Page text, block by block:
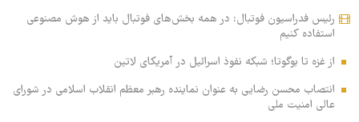
رئیس فدراسیون فوتبال: در همه بخش‌های فوتبال باید از هوش مصنوعی
استفاده کنیم
از غزه تا بوگوتا؛ شبکه نفوذ اسرائیل در آمریکای لاتین
انتصاب محسن رضایی به عنوان نماینده رهبر معظم انقلاب اسلامی در شورای
عالی امنیت ملی